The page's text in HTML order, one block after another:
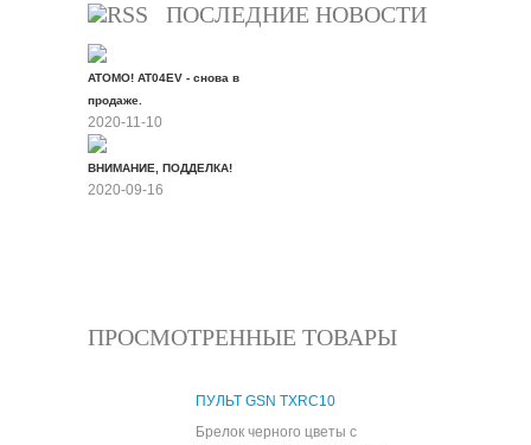
ПОСЛЕДНИЕ НОВОСТИ
ATOMO! AT04EV - снова в
продаже.
2020-11-10
ВНИМАНИЕ, ПОДДЕЛКА!
2020-09-16
ПРОСМОТРЕННЫЕ ТОВАРЫ
ПУЛЬТ GSN TXRC10
Брелок черного цветы с